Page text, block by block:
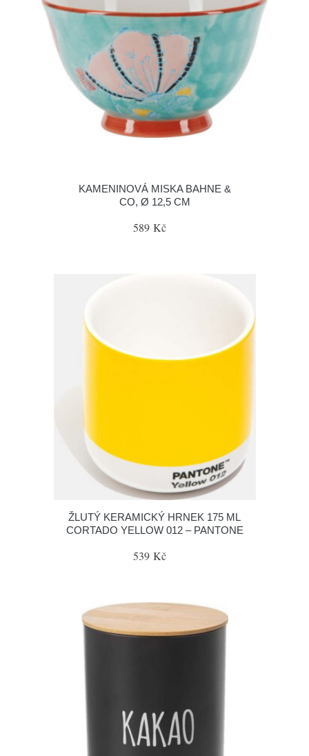
KAMENINOVÁ MISKA BAHNE &
CO, Ø 12,5 CM
589 Kč
ŽLUTÝ KERAMICKÝ HRNEK 175 ML
CORTADO YELLOW 012 – PANTONE
539 Kč